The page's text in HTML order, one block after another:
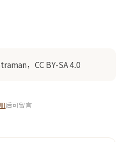
，CC BY-SA 4.0
后可留言